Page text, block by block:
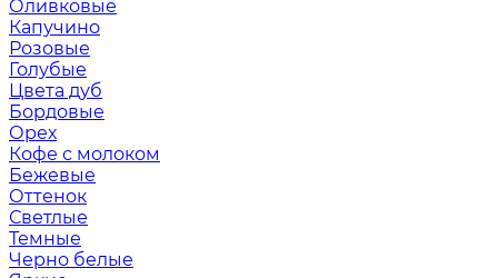
Оливковые
Капучино
Розовые
Голубые
Цвета дуб
Бордовые
Орех
Кофе с молоком
Бежевые
Оттенок
Светлые
Темные
Черно белые